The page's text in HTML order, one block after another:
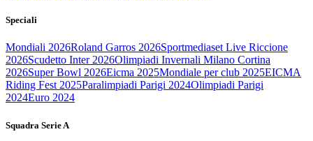
Speciali
Mondiali 2026Roland Garros 2026Sportmediaset Live Riccione
2026Scudetto Inter 2026Olimpiadi Invernali Milano Cortina
2026Super Bowl 2026Eicma 2025Mondiale per club 2025EICMA
Riding Fest 2025Paralimpiadi Parigi 2024Olimpiadi Parigi
2024Euro 2024
Squadra Serie A